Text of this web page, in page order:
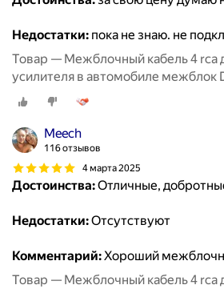
Недостатки: пока не знаю. не
Товар — Межблочный кабель 4 rca
усилителя в автомобиле межблок
Lite 4RCA 5M
Meech
116 отзывов
4 марта 2025
Достоинства:Отличные,
Недостатки:Отсутствуют
Комментарий:Хороший
Товар — Межблочный кабель 4 rca